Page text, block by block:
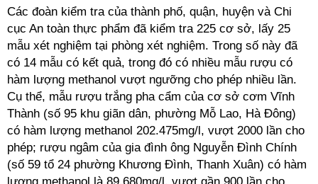
Các đoàn kiểm tra của thành phố, quận, huyện và Chi
cục An toàn thực phẩm đã kiểm tra 225 cơ sở, lấy 25
mẫu xét nghiệm tại phòng xét nghiệm. Trong số này đã
có 14 mẫu có kết quả, trong đó có nhiều mẫu rượu có
hàm lượng methanol vượt ngưỡng cho phép nhiều lần.
Cụ thể, mẫu rượu trắng pha cẩm của cơ sở cơm Vĩnh
Thành (số 95 khu giãn dân, phường Mỗ Lao, Hà Đông)
có hàm lượng methanol 202.475mg/l, vượt 2000 lần cho
phép; rượu ngâm của gia đình ông Nguyễn Đình Chính
(số 59 tổ 24 phường Khương Đình, Thanh Xuân) có hàm